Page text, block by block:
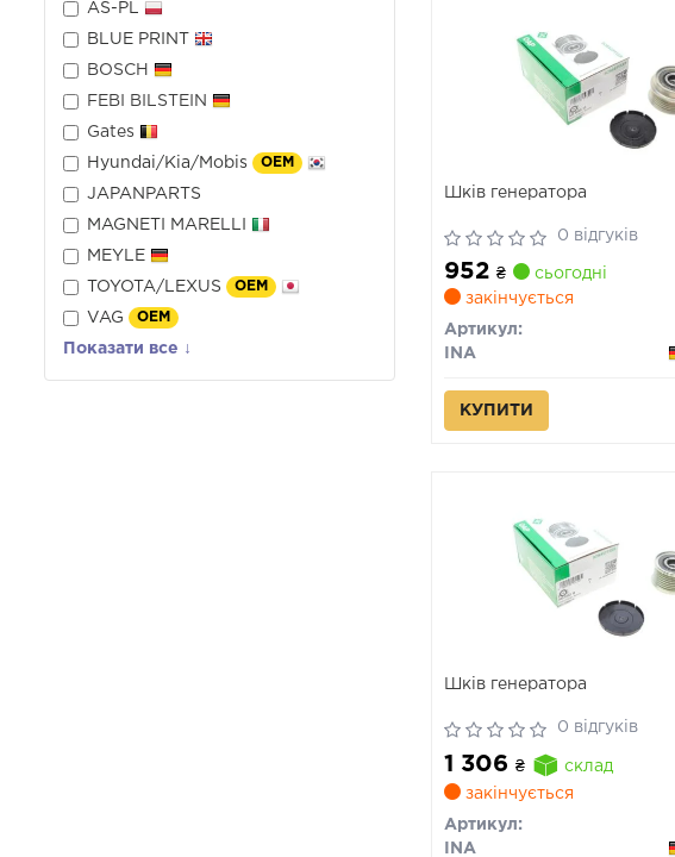
AS-PL
BLUE PRINT
BOSCH
FEBI BILSTEIN
Gates
Hyundai/Kia/Mobis OEM
JAPANPARTS
MAGNETI MARELLI
MEYLE
TOYOTA/LEXUS OEM
VAG OEM
Показати все ↓
Шків генератора
0 відгуків
952 ₴
сьогодні
закінчується
Артикул:
INA
КУПИТИ
Шків генератора
0 відгуків
1 306 ₴
склад
закінчується
Артикул:
INA